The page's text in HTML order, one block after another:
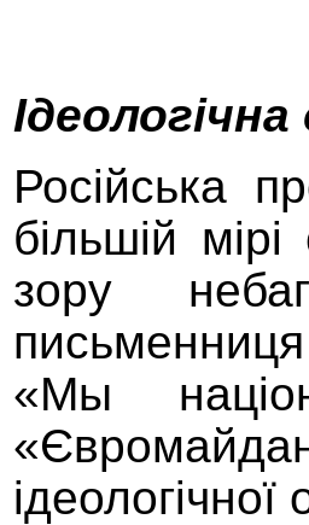
Російська
більшій
зору
«Мы